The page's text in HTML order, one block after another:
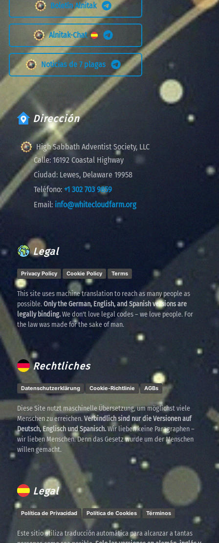
Boletín Alnitak
Alnitak-Chat
Noticias de 7 plagas
Dirección
High Sabbath Adventist Society, LLC
Calle: 16192 Coastal Highway
Ciudad: Lewes, Delaware 19958
Teléfono: +1 302 703 9859
Email: info@whitecloudfarm.org
Legal
Privacy Policy Cookie Policy Terms
This site uses machine translation to reach as many people as
possible.Only the German, English, and Spanish versions are
legally binding.We don't love legal codes – we love people. For
the law was made for the sake of man.
Rechtliches
Datenschutzerklärung Cookie-Richtlinie AGBs
Diese Site nutzt maschinelle Übersetzung, um möglichst viele
Menschen zu erreichen.Verbindlich sind nur die Versionen auf
Deutsch, Englisch und Spanisch.Wir lieben keine Paragraphen –
wir lieben Menschen. Denn das Gesetz wurde um der Menschen
willen gemacht.
Legal
Política de Privacidad Política de Cookies Términos
Este sitio utiliza traducción automática para alcanzar a tantas